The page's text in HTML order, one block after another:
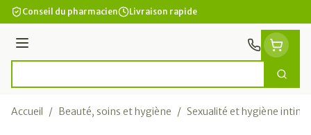
Aller au contenu
Conseil du pharmacien Livraison rapide
Menu
Accueil / Beauté, soins et hygiène / Sexualité et hygiène intime